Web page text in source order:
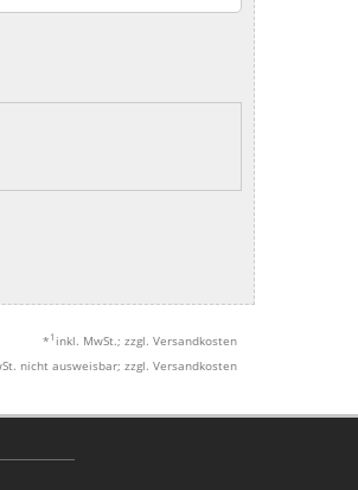
* 1 inkl. MwSt.; zzgl. Versandkosten
nicht ausweisbar; zzgl. Versandkosten